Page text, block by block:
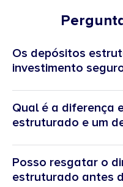
Os depósitos
investimento
Qual é a diferença
estruturado e um
Posso resgatar o
estruturado antes